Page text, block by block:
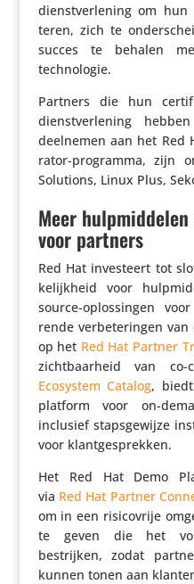
dienst­ver­le­ning om
teren, zich te
succes te behalen
technologie.
Partners die hun
dienst­ver­le­ning
deelnemen aan het Red
rator-programma, zijn
Solutions, Linux Plus,
Meer
voor partners
Red Hat inves­teert tot
ke­lijk­heid voor
source-oplos­singen
rende verbe­te­ringen
op het Red Hat Partner
zicht­baar­heid van
Ecosystem Catalog,
platform voor on-
inclusief staps­ge­wijze
voor klantgesprekken.
Het Red Hat Demo
via Red Hat Partner
om in een risi­co­vrije
te geven die het
bestrijken, zodat
kunnen tonen aan